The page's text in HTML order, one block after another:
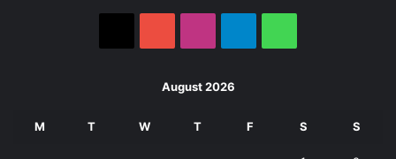
August 2026
M T W T F S S